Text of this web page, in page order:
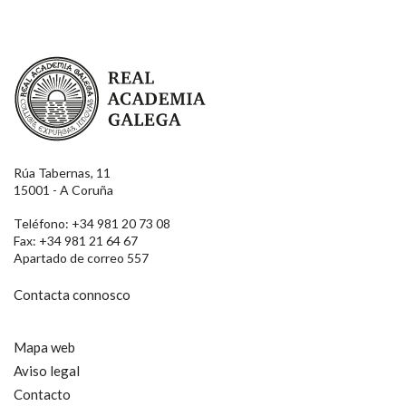
Real Academia Galega
Rúa Tabernas, 11
15001 - A Coruña
Teléfono: +34 981 20 73 08
Fax: +34 981 21 64 67
Apartado de correo 557
Contacta connosco
Mapa web
Aviso legal
Contacto